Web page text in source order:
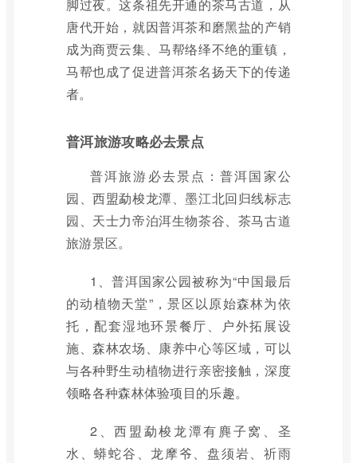
脚过夜。这条祖先开通的茶马古道，从
唐代开始，就因普洱茶和磨黑盐的产销
成为商贾云集、马帮络绎不绝的重镇，
马帮也成了促进普洱茶名扬天下的传递
者。
普洱旅游攻略必去景点
普洱旅游必去景点：普洱国家公
园、西盟勐梭龙潭、墨江北回归线标志
园、天士力帝泊洱生物茶谷、茶马古道
旅游景区。
1、普洱国家公园被称为“中国最后
的动植物天堂”，景区以原始森林为依
托，配套湿地环景餐厅、户外拓展设
施、森林农场、康养中心等区域，可以
与各种野生动植物进行亲密接触，深度
领略各种森林体验项目的乐趣。
2、西盟勐梭龙潭有麂子窝、圣
水、蟒蛇谷、龙摩爷、盘须岩、祈雨